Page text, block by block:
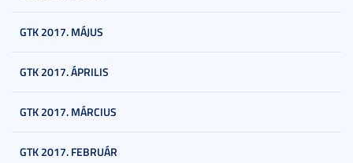
GTK 2017. MÁJUS
GTK 2017. ÁPRILIS
GTK 2017. MÁRCIUS
GTK 2017. FEBRUÁR